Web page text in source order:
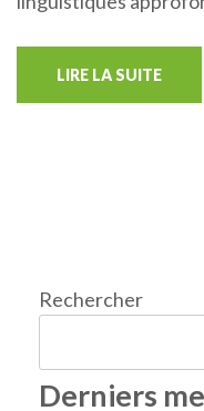
LIRE LA SUITE
Rechercher
Derniers